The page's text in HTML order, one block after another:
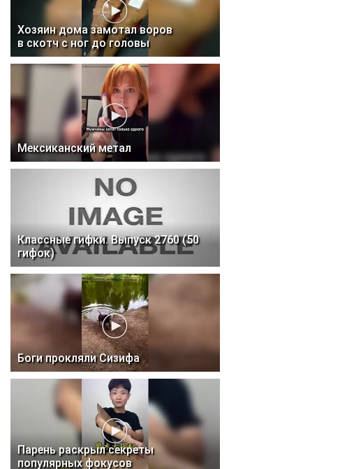
Хозяин дома замотал воров
в скотч с ног до головы
Мексиканский метал
Классные гифки. Выпуск 2760 (50
гифок)
Боги прокляли Сизифа
Парень раскрыл секреты
популярных фокусов